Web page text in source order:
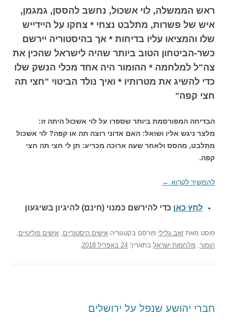
ראש הממשלה, לוי אשכול, נחשב להססן, גמגמן,
איש של פשרות, מתלבט נצחי * צחקו על היידייש
שלו והמציאו עליו בדיחות * אך בהיסטוריה יירשם
כשר-הביטחון הטוב ביותר שהיה לישראל שהכין את
צה"ל למלחמה * ההומור היה אחד מכלי הנשק שלו
כדי להשיג את מטרותיו * ואיך נולד הביטוי "חצי תה
חצי קפה"
הבדיחה המפורסמת ביותר שספרו על לוי אשכול היתה זו:
מלצר ניגש אליו ושואל: האם אדוני רוצה תה או קפה? לוי אשכול
מתלבט, מהסס ולאחר שעה ארוכה מכריע: תן לי חצי תה חצי
קפה.
להמשיך לקרוא ←
לחץ כאן כדי להירשם כמנוי (חינם) להיגיון בשיגעון
פוסט מאת זאב גלילי פורסם בקטגוריה אישים היסטוריים אישים פוליטיים
הומור מלחמות ישראל בתאריך 24 באפריל 2018
חברי יהושע שנפל על ירושלים